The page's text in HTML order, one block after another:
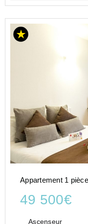
Appartement 1
49 500€
Ascenseur